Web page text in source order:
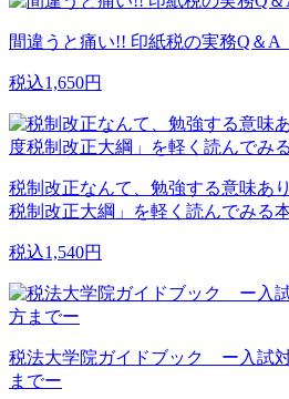
間違うと痛い!! 印紙税の実務Q＆A
税込1,650円
税制改正なんて、勉強する意味あ
税制改正大綱」を軽く読んでみる
税込1,540円
税法大学院ガイドブック ー入試
までー